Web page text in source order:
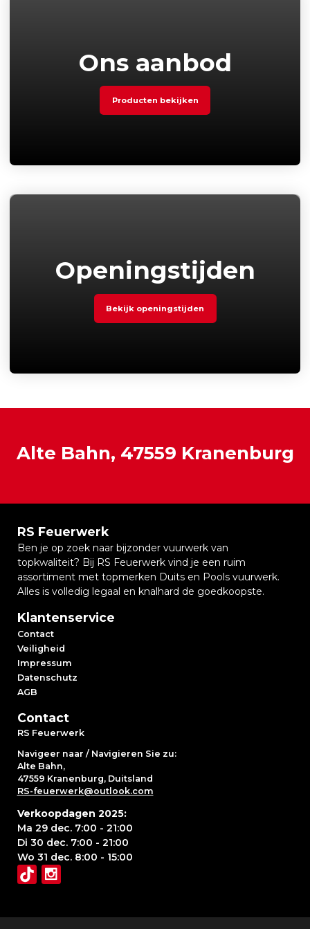
Ons aanbod
Producten bekijken
Openingstijden
Bekijk openingstijden
Alte Bahn, 47559 Kranenburg
RS Feuerwerk
Ben je op zoek naar bijzonder vuurwerk van
topkwaliteit? Bij RS Feuerwerk vind je een ruim
assortiment met topmerken Duits en Pools vuurwerk.
Alles is volledig legaal en knalhard de goedkoopste.
Klantenservice
Contact
Veiligheid
Impressum
Datenschutz
AGB
Contact
RS Feuerwerk
Navigeer naar / Navigieren Sie zu:
Alte Bahn,
47559 Kranenburg, Duitsland
RS-feuerwerk@outlook.com
Verkoopdagen 2025:
Ma 29 dec. 7:00 - 21:00
Di 30 dec. 7:00 - 21:00
Wo 31 dec. 8:00 - 15:00